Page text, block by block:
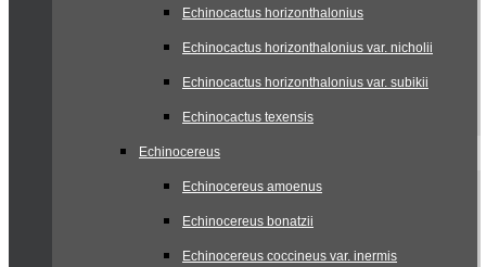
Echinocactus horizonthalonius
Echinocactus horizonthalonius var. nicholii
Echinocactus horizonthalonius var. subikii
Echinocactus texensis
Echinocereus
Echinocereus amoenus
Echinocereus bonatzii
Echinocereus coccineus var. inermis